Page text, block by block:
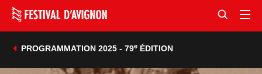
PROGRAMMATION 2025 - 79eÉDITION